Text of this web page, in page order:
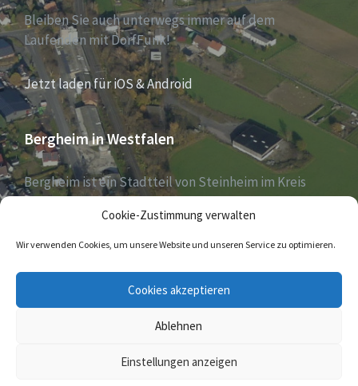
Cookie-Zustimmung verwalten
Wir verwenden Cookies, um unsere Website und unseren Service zu optimieren.
Cookies akzeptieren
Ablehnen
Einstellungen anzeigen
Bleiben Sie auch unterwegs immer auf dem
Laufenden mit DorfFunk!
Jetzt laden für iOS & Android
Bergheim in Westfalen
Bergheim ist ein Stadtteil von Steinheim im Kreis
Höxter, Nordrhein-Westfalen, und zählt aktuell 1030
Einwohner – Stand 31. Dezember 2018.